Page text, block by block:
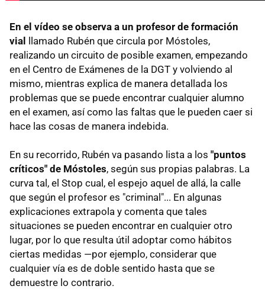
En el vídeo se observa a un profesor de formación
vial llamado Rubén que circula por Móstoles,
realizando un circuito de posible examen, empezando
en el Centro de Exámenes de la DGT y volviendo al
mismo, mientras explica de manera detallada los
problemas que se puede encontrar cualquier alumno
en el examen, así como las faltas que le pueden caer si
hace las cosas de manera indebida.
En su recorrido, Rubén va pasando lista a los "puntos
críticos" de Móstoles, según sus propias palabras. La
curva tal, el Stop cual, el espejo aquel de allá, la calle
que según el profesor es "criminal"... En algunas
explicaciones extrapola y comenta que tales
situaciones se pueden encontrar en cualquier otro
lugar, por lo que resulta útil adoptar como hábitos
ciertas medidas —por ejemplo, considerar que
cualquier vía es de doble sentido hasta que se
demuestre lo contrario.